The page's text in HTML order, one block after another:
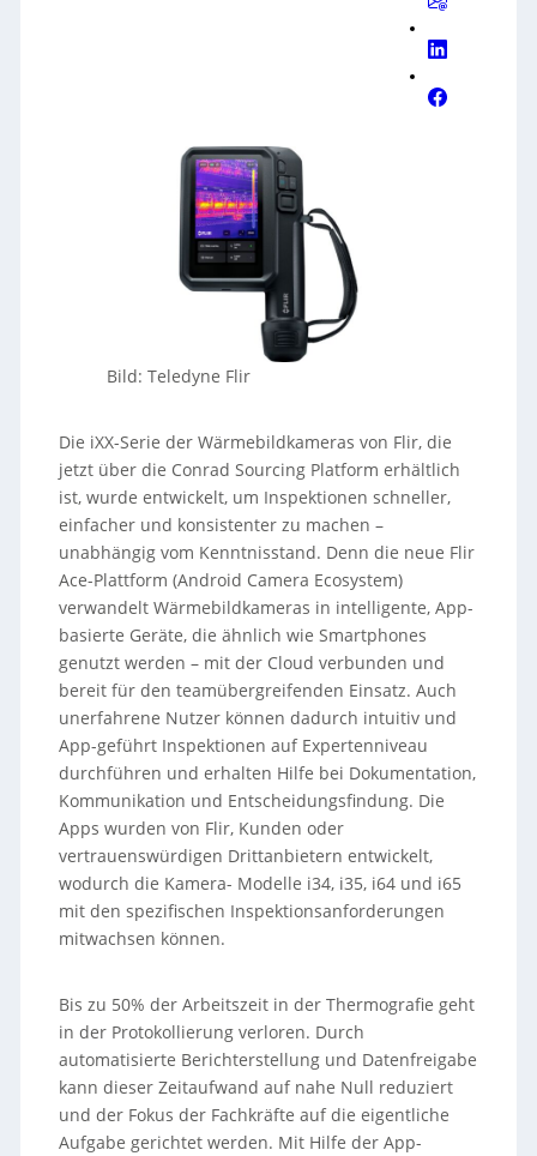
Bild: Teledyne Flir
Die iXX-Serie der Wärmebildkameras von Flir, die
jetzt über die Conrad Sourcing Platform erhältlich
ist, wurde entwickelt, um Inspektionen schneller,
einfacher und konsistenter zu machen –
unabhängig vom Kenntnisstand. Denn die neue Flir
Ace-Plattform (Android Camera Ecosystem)
verwandelt Wärmebildkameras in intelligente, App-
basierte Geräte, die ähnlich wie Smartphones
genutzt werden – mit der Cloud verbunden und
bereit für den teamübergreifenden Einsatz. Auch
unerfahrene Nutzer können dadurch intuitiv und
App-geführt Inspektionen auf Expertenniveau
durchführen und erhalten Hilfe bei Dokumentation,
Kommunikation und Entscheidungsfindung. Die
Apps wurden von Flir, Kunden oder
vertrauenswürdigen Drittanbietern entwickelt,
wodurch die Kamera- Modelle i34, i35, i64 und i65
mit den spezifischen Inspektionsanforderungen
mitwachsen können.
Bis zu 50% der Arbeitszeit in der Thermografie geht
in der Protokollierung verloren. Durch
automatisierte Berichterstellung und Datenfreigabe
kann dieser Zeitaufwand auf nahe Null reduziert
und der Fokus der Fachkräfte auf die eigentliche
Aufgabe gerichtet werden. Mit Hilfe der App-